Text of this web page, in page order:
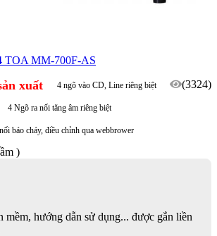
TOA MM-700F-AS
xuất (3324)
4 ngõ vào CD, Line riêng biệt
4 Ngõ ra nối tăng âm riêng biệt
báo cháy, điều chỉnh qua webbrower
)
mềm, hướng dẫn sử dụng... được gắn liền